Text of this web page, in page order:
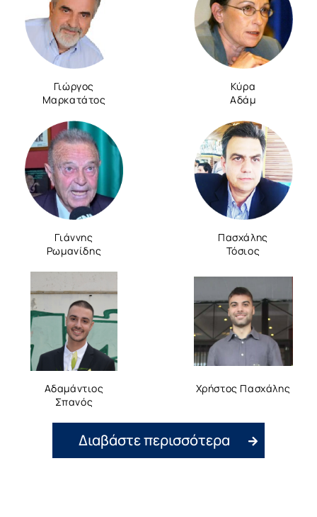
Γιώργος
Μαρκατάτος
Κύρα
Αδάμ
Γιάννης
Ρωμανίδης
Πασχάλης
Τόσιος
Αδαμάντιος
Σπανός
Χρήστος Πασχάλης
Διαβάστε περισσότερα